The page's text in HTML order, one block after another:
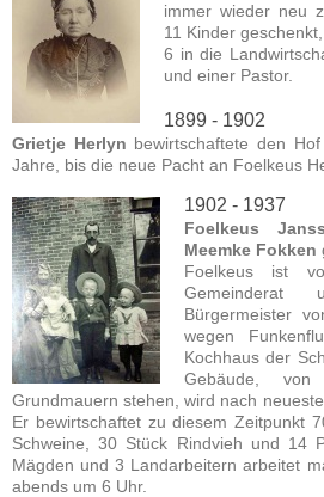
immer wieder neu
11 Kinder
6 in die
und einer Pastor.
1899 - 1902
Grietje Herlyn bewirtschaftete den
Jahre, bis die neue Pacht an Foelkeus
1902 - 1937
Foelkeus
Meemke Fokken
Foelkeus ist
Gemeinderat
Bürgermeister
wegen
Kochhaus der
Gebäude,
Grundmauern stehen, wird nach
Er bewirtschaftet zu diesem Zeitpunkt
Schweine, 30 Stück Rindvieh und 14
Mägden und 3 Landarbeitern arbeitet
abends um 6 Uhr.